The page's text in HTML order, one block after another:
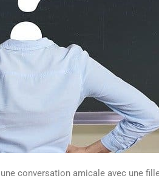
conversation amicale avec une